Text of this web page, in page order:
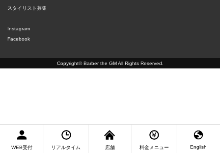
スタイリスト募集
Instagram
Facebook
Copyright© Barber the GM All Rights Reserved.
WEB受付 リアルタイム 店舗 料金メニュー English